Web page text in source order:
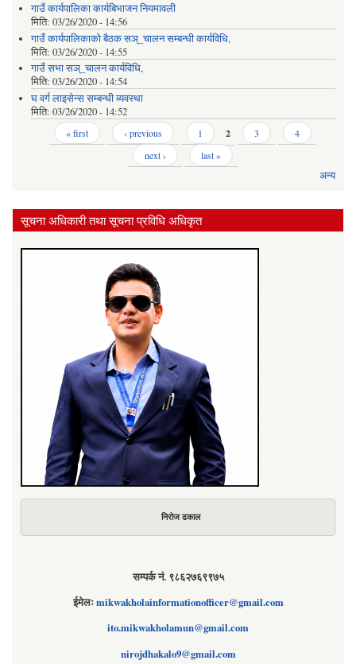
गाउँ कार्यपालिका कार्यबिभाजन नियमावली
मिति: 03/26/2020 - 14:56
गाउँ कार्यपालिकाको बैठक सञ्_चालन सम्बन्धी कार्यविधि,
मिति: 03/26/2020 - 14:55
गाउँ सभा सञ्_चालन कार्यविधि,
मिति: 03/26/2020 - 14:54
घ वर्ग लाइसेन्स सम्बन्धी व्यवस्था
मिति: 03/26/2020 - 14:52
« first ‹ previous 1 2 3
4
next ›
last »
अन्य
सूचना अधिकारी तथा सूचना प्रविधि अधिकृत
निरोज ढकाल
सम्पर्क नं. ९८६२७६९९७५
ईमेलःmikwakholainformationofficer@gmail.com
ito.mikwakholamun@gmail.com
nirojdhakalo9@gmail.com